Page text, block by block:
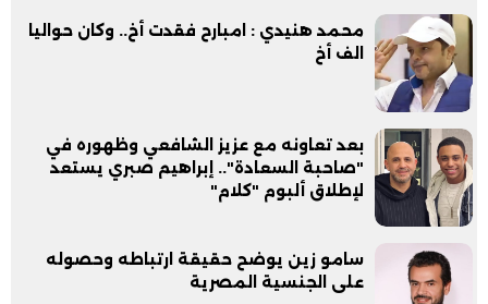
محمد هنيدي : امبارح فقدت أخ.. وكان حواليا
الف أخ
بعد تعاونه مع عزيز الشافعي وظهوره في
"صاحبة السعادة".. إبراهيم صبري يستعد
لإطلاق ألبوم "كلام"
سامو زين يوضح حقيقة ارتباطه وحصوله
على الجنسية المصرية